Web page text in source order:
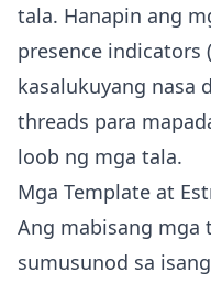
tala. Hanapin ang
presence indicators
kasalukuyang nasa
threads para
loob ng mga tala.
Mga Template at
Ang mabisang mga
sumusunod sa